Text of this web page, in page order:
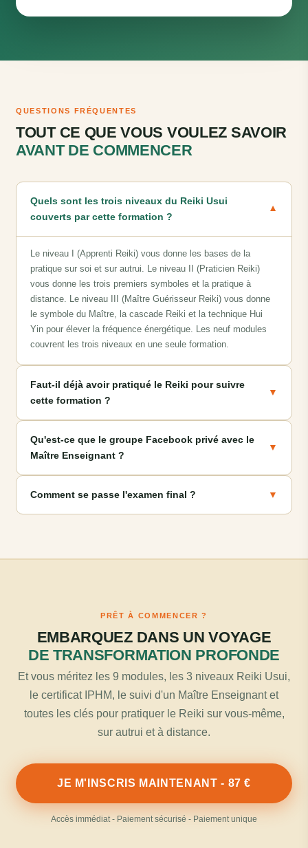
QUESTIONS FRÉQUENTES
TOUT CE QUE VOUS VOULEZ SAVOIR
AVANT DE COMMENCER
Quels sont les trois niveaux du Reiki Usui
couverts par cette formation ?
▼
Le niveau I (Apprenti Reiki) vous donne les bases de la
pratique sur soi et sur autrui. Le niveau II (Praticien Reiki)
vous donne les trois premiers symboles et la pratique à
distance. Le niveau III (Maître Guérisseur Reiki) vous donne
le symbole du Maître, la cascade Reiki et la technique Hui
Yin pour élever la fréquence énergétique. Les neuf modules
couvrent les trois niveaux en une seule formation.
Faut-il déjà avoir pratiqué le Reiki pour suivre
cette formation ?
▼
Qu'est-ce que le groupe Facebook privé avec le
Maître Enseignant ?
▼
Comment se passe l'examen final ? ▼
PRÊT À COMMENCER ?
EMBARQUEZ DANS UN VOYAGE
DE TRANSFORMATION PROFONDE
Et vous méritez les 9 modules, les 3 niveaux Reiki Usui,
le certificat IPHM, le suivi d'un Maître Enseignant et
toutes les clés pour pratiquer le Reiki sur vous-même,
sur autrui et à distance.
JE M'INSCRIS MAINTENANT - 87 €
Accès immédiat - Paiement sécurisé - Paiement unique